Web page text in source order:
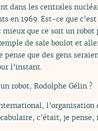
dans les centrales
1969. Est-ce que
mieux que ce soit un
de sale boulot et
que des gens
l’instant.
robot, Rodolphe Gélin ?
c’était, je